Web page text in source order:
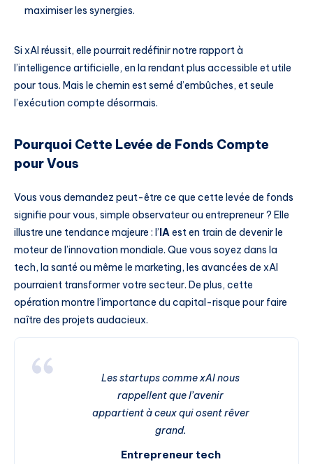
maximiser les synergies.
Si xAI réussit, elle pourrait redéfinir notre rapport à
l’intelligence artificielle, en la rendant plus accessible et utile
pour tous. Mais le chemin est semé d’embûches, et seule
l’exécution compte désormais.
Pourquoi Cette Levée de Fonds Compte
pour Vous
Vous vous demandez peut-être ce que cette levée de fonds
signifie pour vous, simple observateur ou entrepreneur ? Elle
illustre une tendance majeure : l’IA est en train de devenir le
moteur de l’innovation mondiale. Que vous soyez dans la
tech, la santé ou même le marketing, les avancées de xAI
pourraient transformer votre secteur. De plus, cette
opération montre l’importance du capital-risque pour faire
naître des projets audacieux.
Les startups comme xAI nous
rappellent que l’avenir
appartient à ceux qui osent rêver
grand.
Entrepreneur tech